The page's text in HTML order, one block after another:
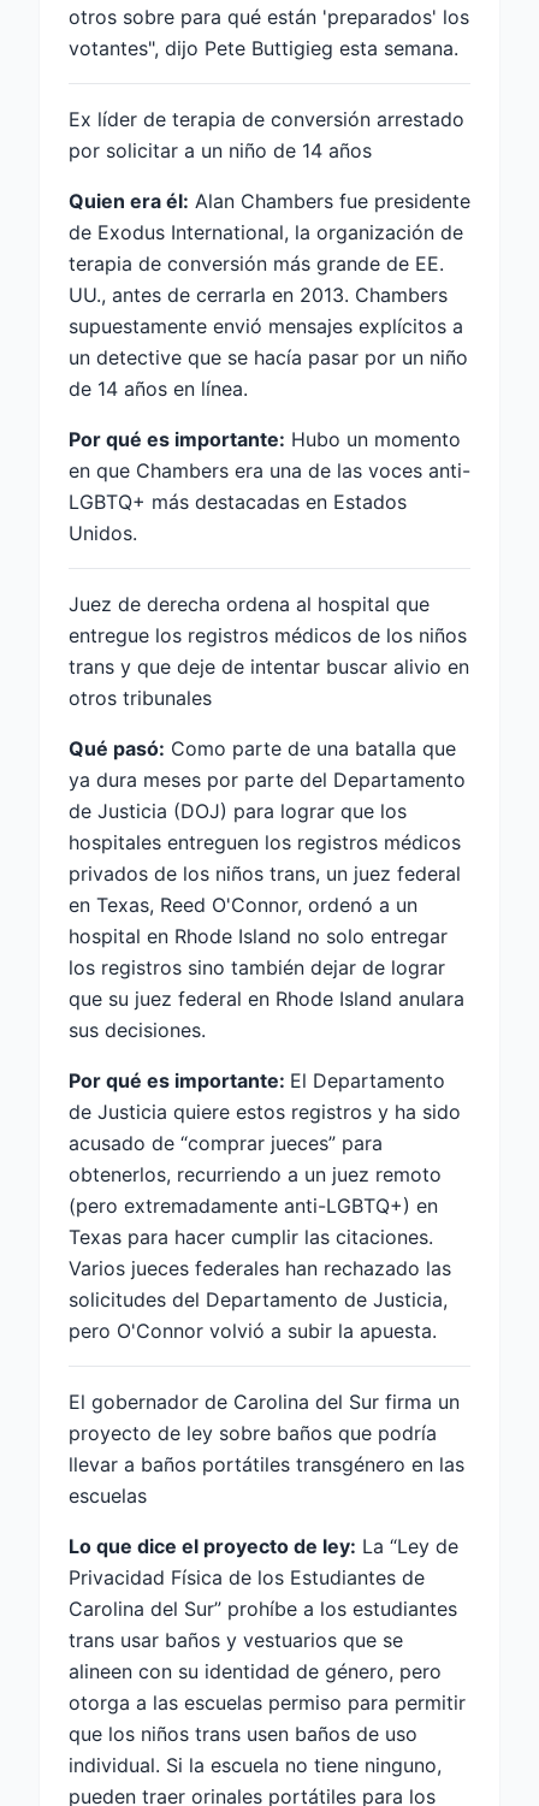
otros sobre para qué están 'preparados' los
votantes", dijo Pete Buttigieg esta semana.
Ex líder de terapia de conversión arrestado
por solicitar a un niño de 14 años
Quien era él: Alan Chambers fue presidente
de Exodus International, la organización de
terapia de conversión más grande de EE.
UU., antes de cerrarla en 2013. Chambers
supuestamente envió mensajes explícitos a
un detective que se hacía pasar por un niño
de 14 años en línea.
Por qué es importante: Hubo un momento
en que Chambers era una de las voces anti-
LGBTQ+ más destacadas en Estados
Unidos.
Juez de derecha ordena al hospital que
entregue los registros médicos de los niños
trans y que deje de intentar buscar alivio en
otros tribunales
Qué pasó: Como parte de una batalla que
ya dura meses por parte del Departamento
de Justicia (DOJ) para lograr que los
hospitales entreguen los registros médicos
privados de los niños trans, un juez federal
en Texas, Reed O'Connor, ordenó a un
hospital en Rhode Island no solo entregar
los registros sino también dejar de lograr
que su juez federal en Rhode Island anulara
sus decisiones.
Por qué es importante: El Departamento
de Justicia quiere estos registros y ha sido
acusado de “comprar jueces” para
obtenerlos, recurriendo a un juez remoto
(pero extremadamente anti-LGBTQ+) en
Texas para hacer cumplir las citaciones.
Varios jueces federales han rechazado las
solicitudes del Departamento de Justicia,
pero O'Connor volvió a subir la apuesta.
El gobernador de Carolina del Sur firma un
proyecto de ley sobre baños que podría
llevar a baños portátiles transgénero en las
escuelas
Lo que dice el proyecto de ley: La “Ley de
Privacidad Física de los Estudiantes de
Carolina del Sur” prohíbe a los estudiantes
trans usar baños y vestuarios que se
alineen con su identidad de género, pero
otorga a las escuelas permiso para permitir
que los niños trans usen baños de uso
individual. Si la escuela no tiene ninguno,
pueden traer orinales portátiles para los